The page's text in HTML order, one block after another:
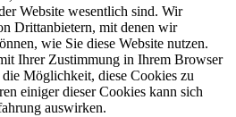
Website wesentlich sind. Wir
Drittanbietern, mit denen wir
wie Sie diese Website nutzen.
Ihrer Zustimmung in Ihrem Browser
die Möglichkeit, diese Cookies zu
einiger dieser Cookies kann sich
auswirken.